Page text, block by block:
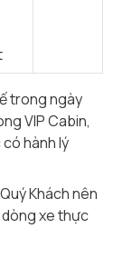
trong ngày
VIP Cabin,
hành lý
Khách nên
xe thực